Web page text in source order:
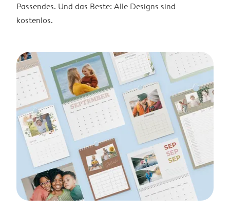
Passendes. Und das Beste: Alle Designs sind
kostenlos.